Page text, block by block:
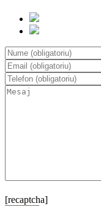
[recaptcha]